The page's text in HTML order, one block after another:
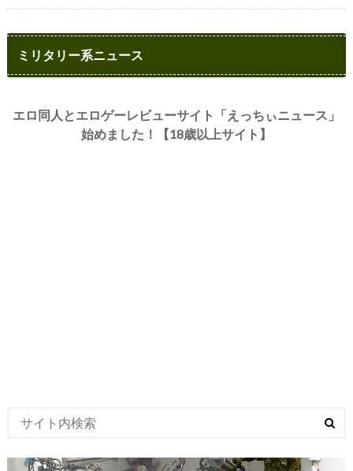
ミリタリー系ニュース
エロ同人とエロゲーレビューサイト「えっちぃニュース」
始めました！【18歳以上サイト】